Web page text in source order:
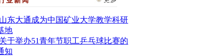
山东大通成为中国矿业大学教学科研
地
关于举办51青年节职工乒乓球比赛的
知